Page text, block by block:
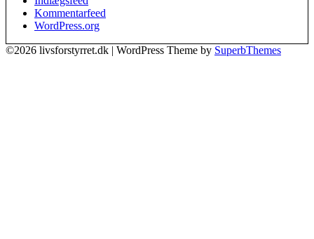
Kommentarfeed
WordPress.org
©2026 livsforstyrret.dk | WordPress Theme by SuperbThemes